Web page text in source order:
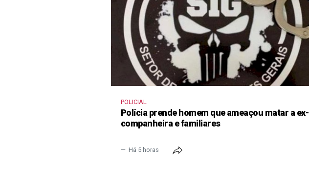
POLICIAL
Polícia prende homem que ameaçou matar a ex-
companheira e familiares
Há 5 horas